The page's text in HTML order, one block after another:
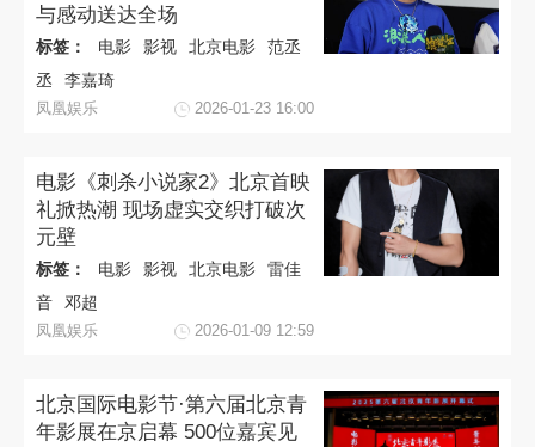
与感动送达全场
标签： 电影 影视 北京电影
范丞
丞
李嘉琦
凤凰娱乐 2026-01-23 16:00
电影《刺杀小说家2》北京首映
礼掀热潮 现场虚实交织打破次
元壁
标签： 电影 影视 北京电影
雷佳
音
邓超
凤凰娱乐 2026-01-09 12:59
北京国际电影节·第六届北京青
年影展在京启幕 500位嘉宾见